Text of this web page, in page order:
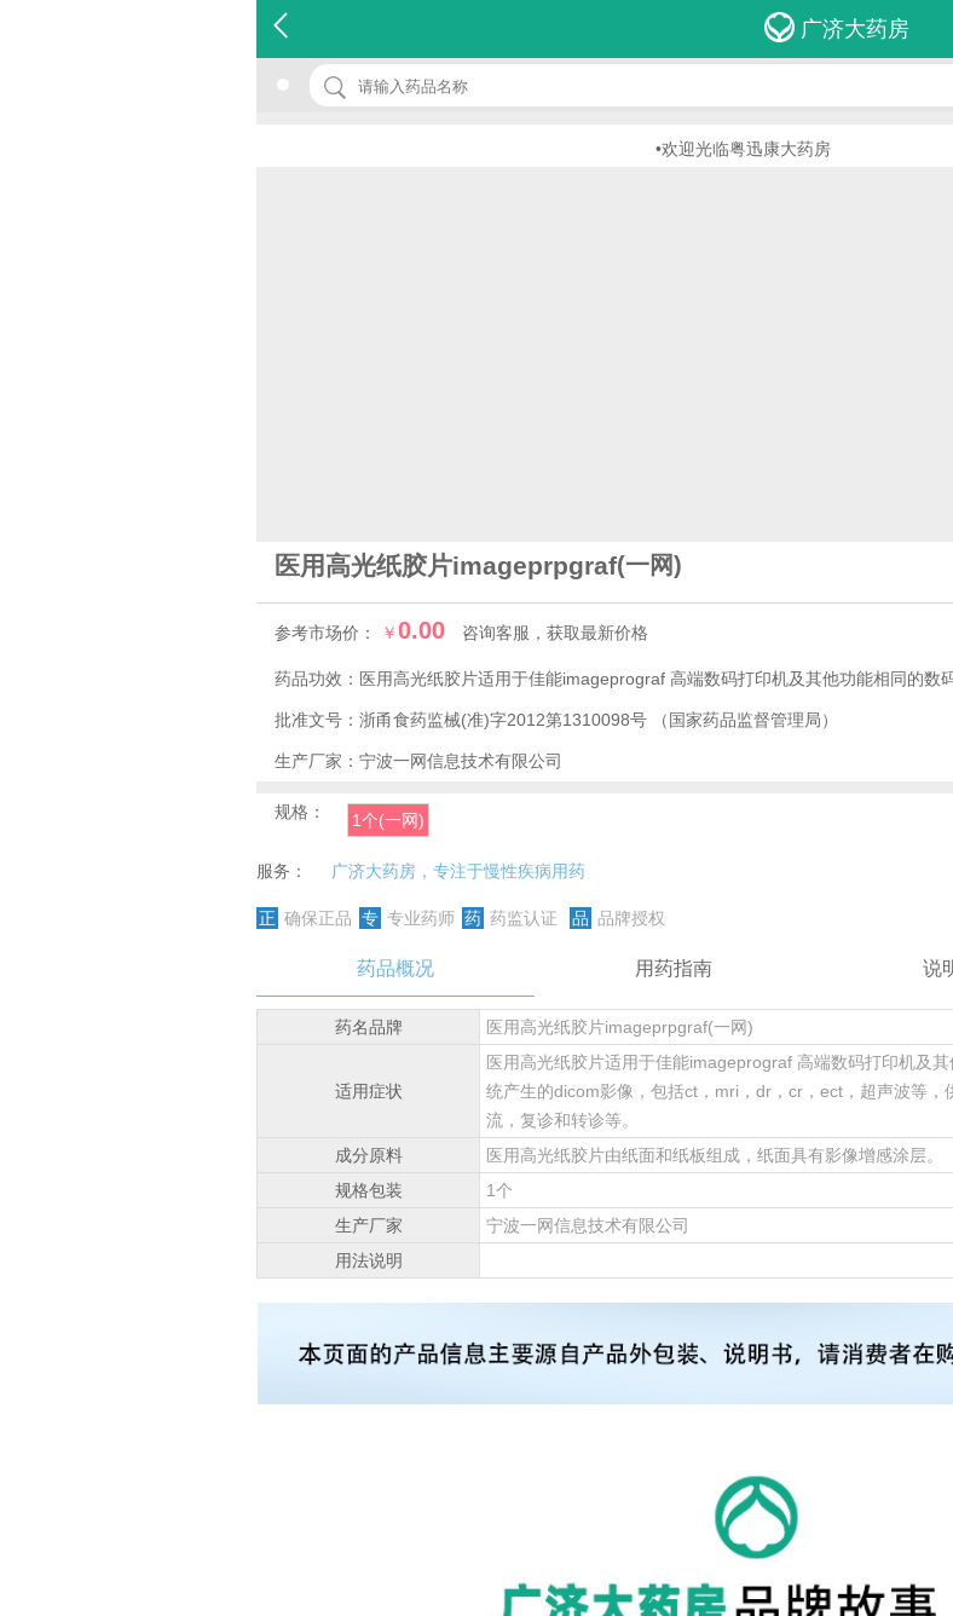
广济大药房
•欢迎光临粤迅康大药房
医用高光纸胶片imageprpgraf(一网)
参考市场价： ￥0.00 咨询客服，获取最新价格
名 称：医用高光纸胶片imageprpgraf
药品功效：
批准文号： 浙甬食药监械(准)字2012第1310098号 （国家药品监督管理局）
生产厂家： 宁波一网信息技术有限公司
规格： 1个(一网)
服务： 广济大药房，专注于慢性疾病用药
正 确保正品 专 专业药师 药 药监认证 品 品牌授权
药品概况 用药指南 说
药名品牌 医用高光纸胶片imageprpgraf(一网)
适用症状
医用高光纸胶片适用于佳能imageprograf 高端数码打印机及
统产生的dicom影像，包括ct，mri，dr，cr，ect，超声波等
流，复诊和转诊等。
成分原料
医用高光纸胶片由纸面和纸板组成，纸面具有影像增感涂层。
规格包装
1个
生产厂家
宁波一网信息技术有限公司
用法说明